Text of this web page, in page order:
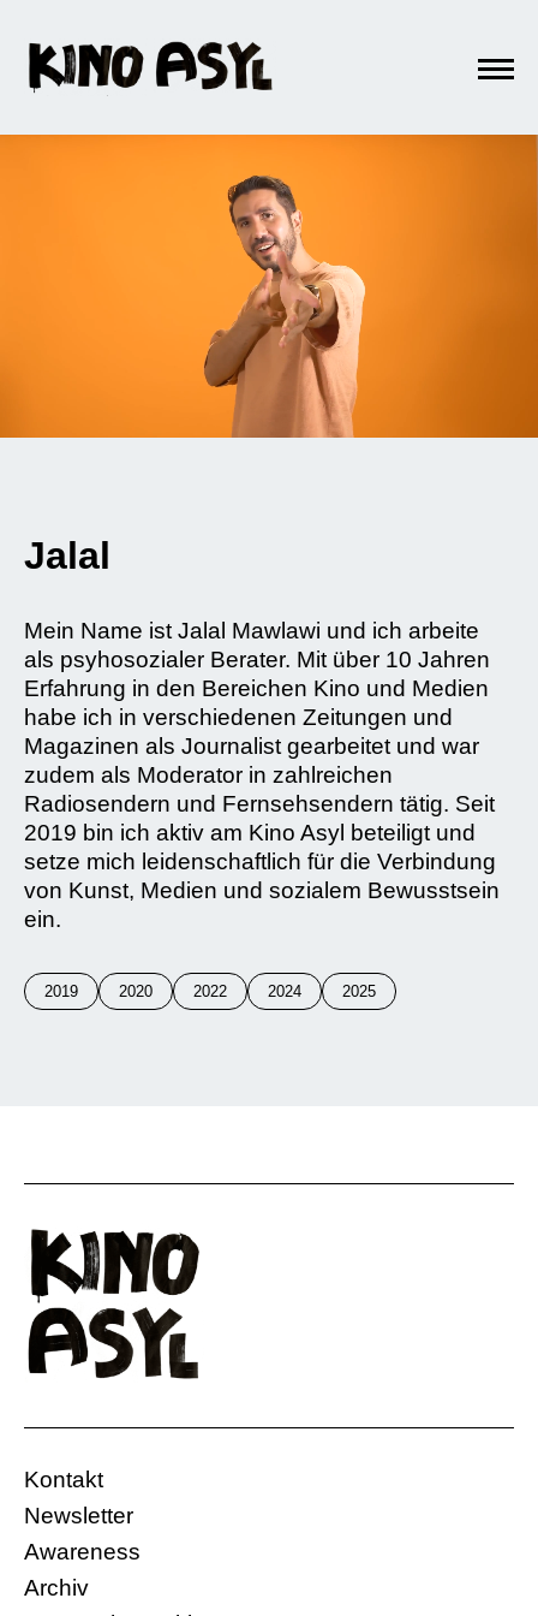
Jalal
Mein Name ist Jalal Mawlawi und ich arbeite
als psyhosozialer Berater. Mit über 10 Jahren
Erfahrung in den Bereichen Kino und Medien
habe ich in verschiedenen Zeitungen und
Magazinen als Journalist gearbeitet und war
zudem als Moderator in zahlreichen
Radiosendern und Fernsehsendern tätig. Seit
2019 bin ich aktiv am Kino Asyl beteiligt und
setze mich leidenschaftlich für die Verbindung
von Kunst, Medien und sozialem Bewusstsein
ein.
2019 2020 2022 2024 2025
Kontakt
Newsletter
Awareness
Archiv